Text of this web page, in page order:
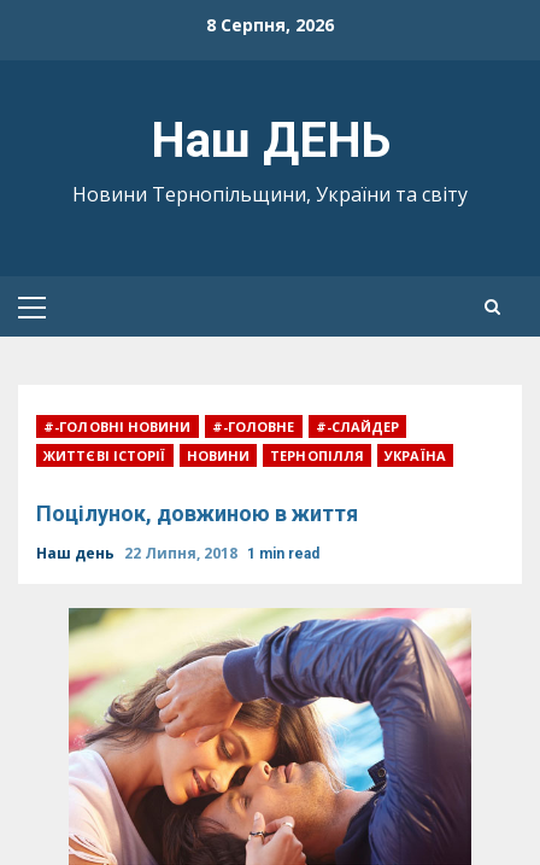
8 Серпня, 2026
Наш ДЕНЬ
Новини Тернопільщини, України та світу
Primary
#-ГОЛОВНІ НОВИНИ #-ГОЛОВНЕ
#-СЛАЙДЕР
ЖИТТЄВІ ІСТОРІЇ
НОВИНИ ТЕРНОПІЛЛЯ УКРАЇНА
Поцілунок, довжиною в життя
Наш день 22 Липня, 2018 1 min read